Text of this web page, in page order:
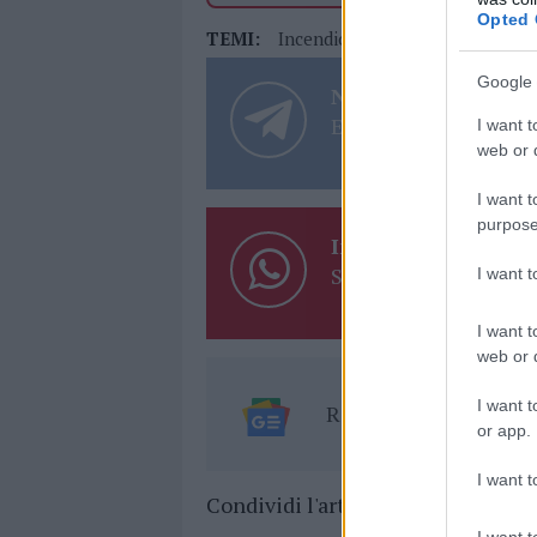
Opted
Google
I want
web or
I want
I want
I want
web or
I want
or app.
I want
TEMI: Incendio La Maddalena
Notizie in tempo
Entra nel canale
Inviaci le tue
Su WhatsApp al
Ricevi le nostre
Condividi l'articolo